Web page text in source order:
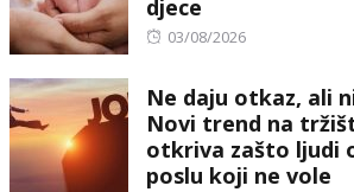
djece
Posted
03/08/2026
Ne daju otkaz, ali
Novi trend na
otkriva zašto ljudi
poslu koji ne vole